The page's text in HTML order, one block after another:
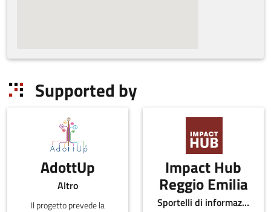
Supported by
AdottUp
Altro
Il progetto prevede la
Impact Hub
Reggio Emilia
Sportelli di informazione